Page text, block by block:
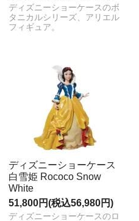
ディズニーショーケースのボ
タニカルシリーズ、アリエル
フィギュア。
ディズニーショーケース
白雪姫 Rococo Snow
White
51,800円(税込56,980円)
ディズニーショーケースのロ